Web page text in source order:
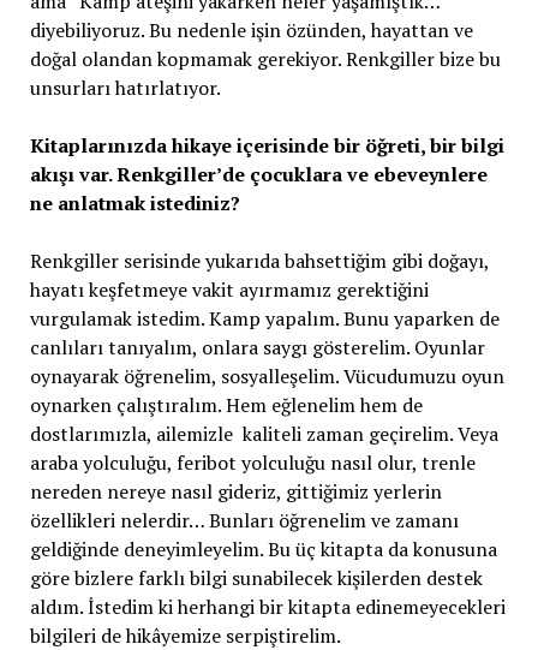
diyebiliyoruz. Bu nedenle işin özünden, hayattan ve
doğal olandan kopmamak gerekiyor. Renkgiller bize bu
unsurları hatırlatıyor.
Kitaplarınızda hikaye içerisinde bir öğreti, bir bilgi
akışı var. Renkgiller’de çocuklara ve ebeveynlere
ne anlatmak istediniz?
Renkgiller serisinde yukarıda bahsettiğim gibi doğayı,
hayatı keşfetmeye vakit ayırmamız gerektiğini
vurgulamak istedim. Kamp yapalım. Bunu yaparken de
canlıları tanıyalım, onlara saygı gösterelim. Oyunlar
oynayarak öğrenelim, sosyalleşelim. Vücudumuzu oyun
oynarken çalıştıralım. Hem eğlenelim hem de
dostlarımızla, ailemizle kaliteli zaman geçirelim. Veya
araba yolculuğu, feribot yolculuğu nasıl olur, trenle
nereden nereye nasıl gideriz, gittiğimiz yerlerin
özellikleri nelerdir… Bunları öğrenelim ve zamanı
geldiğinde deneyimleyelim. Bu üç kitapta da konusuna
göre bizlere farklı bilgi sunabilecek kişilerden destek
aldım. İstedim ki herhangi bir kitapta edinemeyecekleri
bilgileri de hikâyemize serpiştirelim.